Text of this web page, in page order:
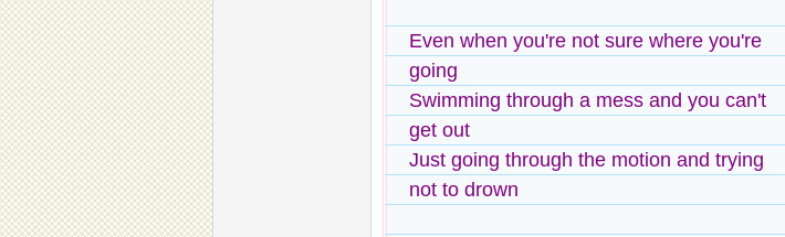
Even when you're not sure where you're
going
Swimming through a mess and you can't
get out
Just going through the motion and trying
not to drown